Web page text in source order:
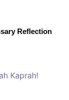
Reflection